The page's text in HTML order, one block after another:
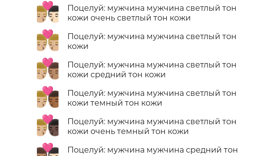
👨🏼‍❤️‍💋‍👨🏻
Поцелуй: мужчина мужчина светлый тон
кожи очень светлый тон кожи
👨🏼‍❤️‍💋‍👨🏼
Поцелуй: мужчина мужчина светлый тон
кожи
👨🏼‍❤️‍💋‍👨🏽
Поцелуй: мужчина мужчина светлый тон
кожи средний тон кожи
👨🏼‍❤️‍💋‍👨🏾
Поцелуй: мужчина мужчина светлый тон
кожи темный тон кожи
👨🏼‍❤️‍💋‍👨🏿
Поцелуй: мужчина мужчина светлый тон
кожи очень темный тон кожи
Поцелуй: мужчина мужчина средний тон